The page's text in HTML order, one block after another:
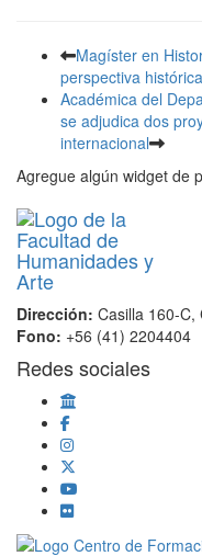
Magíster en
perspectiva
Académica del
se adjudica dos
internacional
Agregue algún widget de
Dirección: Casilla 160-C,
Fono: +56 (41) 2204404
Redes sociales